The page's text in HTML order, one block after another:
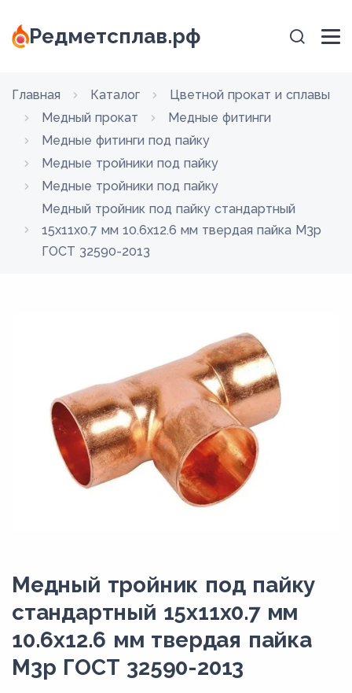
Редметсплав.рф
Главная Каталог
Цветной прокат и сплавы
Медный прокат
Медные фитинги
Медные фитинги под пайку
Медные тройники под пайку
Медные тройники под пайку
Медный тройник под пайку стандартный
15х11х0.7 мм 10.6х12.6 мм твердая пайка М3р
ГОСТ 32590-2013
Медный тройник под пайку
стандартный 15х11х0.7 мм
10.6х12.6 мм твердая пайка
М3р ГОСТ 32590-2013